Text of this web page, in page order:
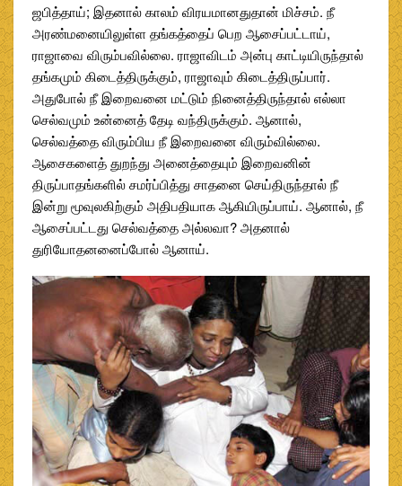
ஜபித்தாய்; இதனால் காலம் விரயமானதுதான் மிச்சம். நீ
அரண்மனையிலுள்ள தங்கத்தைப் பெற ஆசைப்பட்டாய்,
ராஜாவை விரும்பவில்லை. ராஜாவிடம் அன்பு காட்டியிருந்தால்
தங்கமும் கிடைத்திருக்கும், ராஜாவும் கிடைத்திருப்பார்.
அதுபோல் நீ இறைவனை மட்டும் நினைத்திருந்தால் எல்லா
செல்வமும் உன்னைத் தேடி வந்திருக்கும். ஆனால்,
செல்வத்தை விரும்பிய நீ இறைவனை விரும்வில்லை.
ஆசைகளைத் துறந்து அனைத்தையும் இறைவனின்
திருப்பாதங்களில் சமர்ப்பித்து சாதனை செய்திருந்தால் நீ
இன்று மூவுலகிற்கும் அதிபதியாக ஆகியிருப்பாய். ஆனால், நீ
ஆசைப்பட்டது செல்வத்தை அல்லவா? அதனால்
துரியோதனனைப்போல் ஆனாய்.